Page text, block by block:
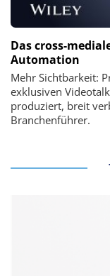
Das cross-
Automation
Mehr Sichtbarkeit:
exklusiven
produziert, breit
Branchenführer.